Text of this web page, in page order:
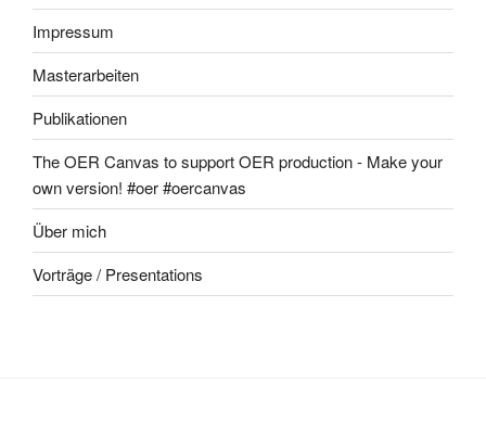
Impressum
Masterarbeiten
Publikationen
The OER Canvas to support OER production - Make your
own version! #oer #oercanvas
Über mich
Vorträge / Presentations